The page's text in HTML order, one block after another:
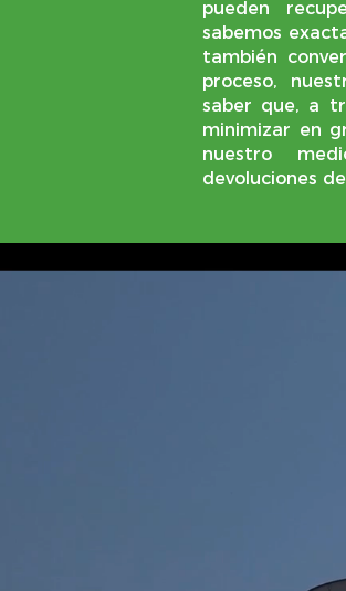
pueden
sabemos
también
proceso,
saber que, a
minimizar en
nuestro
devoluciones